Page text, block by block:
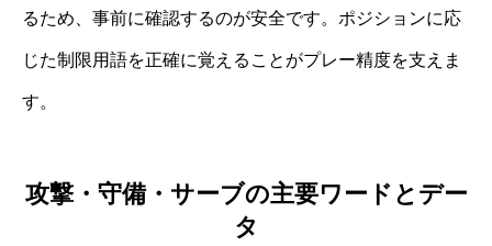
るため、事前に確認するのが安全です。ポジションに応
じた制限用語を正確に覚えることがプレー精度を支えま
す。
攻撃・守備・サーブの主要ワードとデー
タ